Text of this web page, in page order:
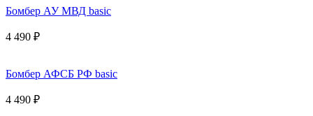
Бомбер АУ МВД basic
4 490 ₽
Бомбер АФСБ РФ basic
4 490 ₽